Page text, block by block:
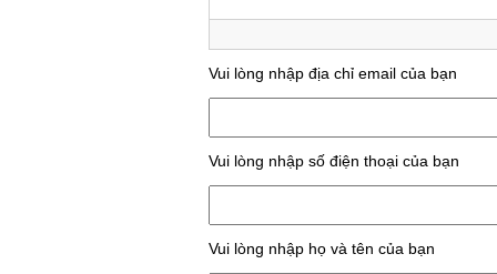
Vui lòng nhập địa chỉ email của bạn
Vui lòng nhập số điện thoại của bạn
Vui lòng nhập họ và tên của bạn